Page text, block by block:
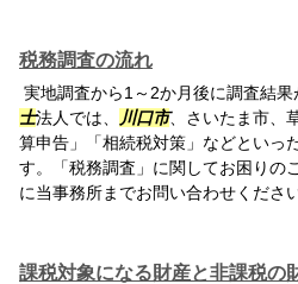
税務調査の流れ
実地調査から1～2か月後に調査結
士法人では、 川口市、さいたま市、
算申告」「相続税対策」などといっ
す。「税務調査」に関してお困りの
に当事務所までお問い合わせください
課税対象になる財産と非課税の